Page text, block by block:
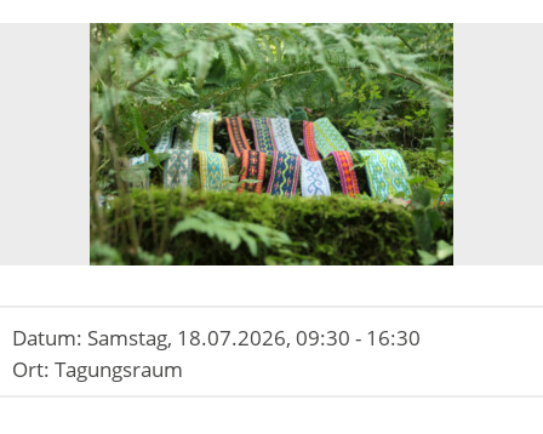
Datum: Samstag, 18.07.2026, 09:30 - 16:30
Ort: Tagungsraum